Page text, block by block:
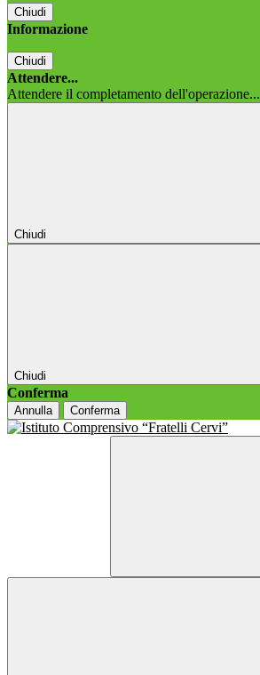
Chiudi
Informazione
Chiudi
Attendere...
Attendere il completamento dell'operazione...
Chiudi
Chiudi
Conferma
Annulla Conferma